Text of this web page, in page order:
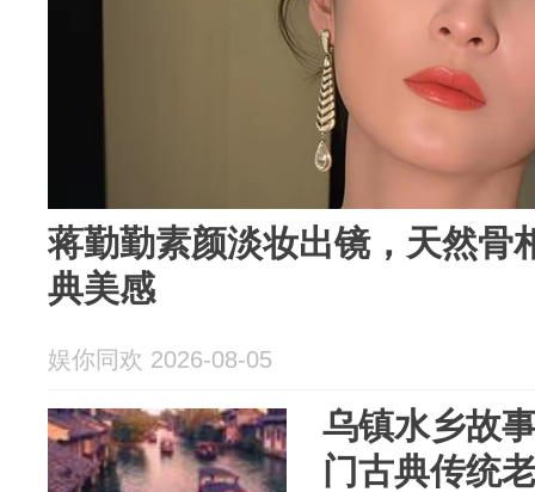
蒋勤勤素颜淡妆出镜，天然骨
典美感
娱你同欢 2026-08-05
乌镇水乡故
门古典传统